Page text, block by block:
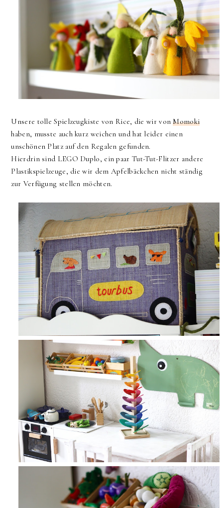
Unsere tolle Spielzeugkiste von Rice, die wir vonMomoki
haben, musste auch kurz weichen und hat leider einen
unschönen Platz auf den Regalen gefunden.
Hierdrin sind LEGO Duplo, ein paar Tut-Tut-Flitzer andere
Plastikspielzeuge, die wir dem Apfelbäckchen nicht ständig
zur Verfügung stellen möchten.